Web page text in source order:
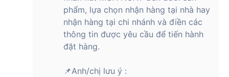
phẩm, lựa chọn nhận hàng tại nhà hay
nhận hàng tại chi nhánh và điền các
thông tin được yêu cầu để tiến hành
đặt hàng.
📌Anh/chị lưu ý :